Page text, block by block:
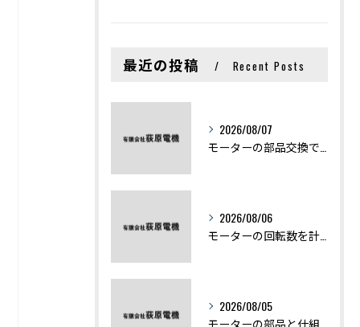
最近の投稿 Recent Posts
2026/08/07
2026/08/06
2026/08/05